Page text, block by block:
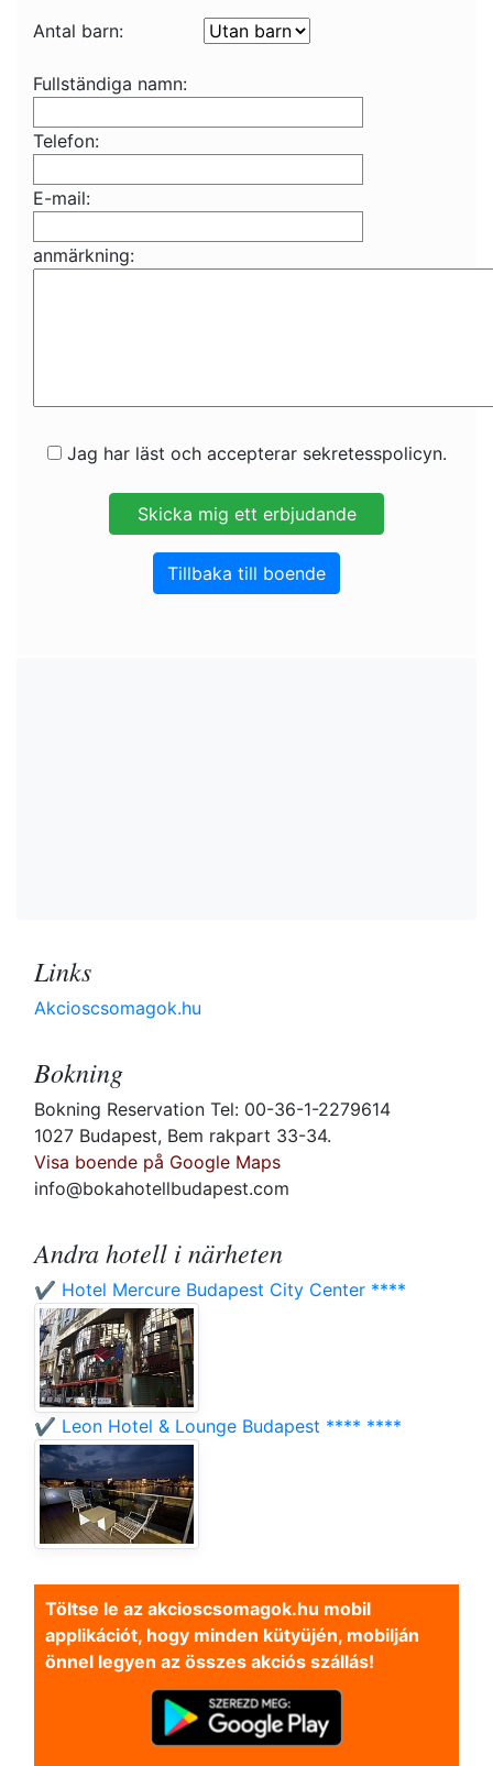
Antal barn:
Fullständiga namn:
Telefon:
E-mail:
anmärkning:
Jag har läst och accepterar sekretesspolicyn.
Tillbaka till boende
Links
Akcioscsomagok.hu
Bokning
Bokning Reservation Tel: 00-36-1-2279614
1027 Budapest, Bem rakpart 33-34.
Visa boende på Google Maps
info@bokahotellbudapest.com
Andra hotell i närheten
✔️ Hotel Mercure Budapest City Center ****
✔️ Leon Hotel & Lounge Budapest **** ****
Töltse le az akcioscsomagok.hu mobil
applikációt, hogy minden kütyüjén, mobilján
önnel legyen az összes akciós szállás!